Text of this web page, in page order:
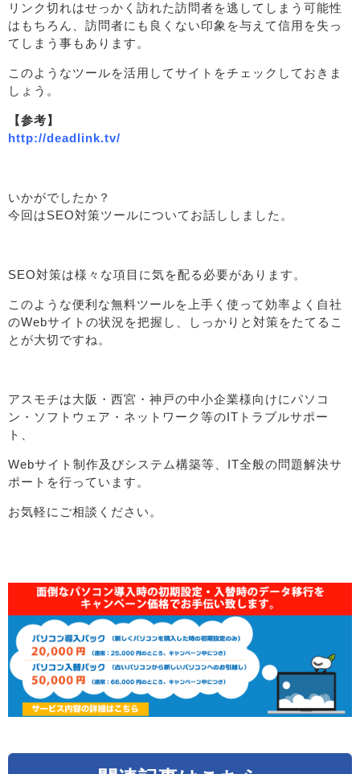
リンク切れはせっかく訪れた訪問者を逃してしまう可能性
はもちろん、訪問者にも良くない印象を与えて信用を失っ
てしまう事もあります。
このようなツールを活用してサイトをチェックしておきま
しょう。
【参考】
http://deadlink.tv/
いかがでしたか？
今回はSEO対策ツールについてお話ししました。
SEO対策は様々な項目に気を配る必要があります。
このような便利な無料ツールを上手く使って効率よく自社
のWebサイトの状況を把握し、しっかりと対策をたてるこ
とが大切ですね。
アスモチは大阪・西宮・神戸の中小企業様向けにパソコ
ン・ソフトウェア・ネットワーク等のITトラブルサポー
ト、
Webサイト制作及びシステム構築等、IT全般の問題解決サ
ポートを行っています。
お気軽にご相談ください。